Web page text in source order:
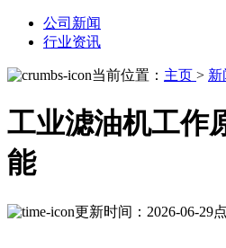
公司新闻
行业资讯
当前位置： 主页 > 新
工业滤油机工作
能
更新时间：2026-06-29